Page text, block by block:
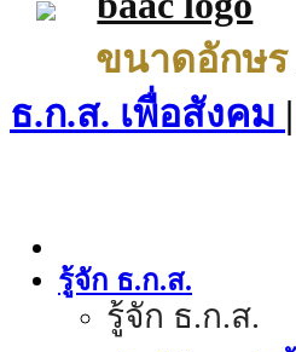
ขนาดอักษร
ธ.ก.ส. เพื่อสังคม |
รู้จัก ธ.ก.ส.
รู้จัก ธ.ก.ส.